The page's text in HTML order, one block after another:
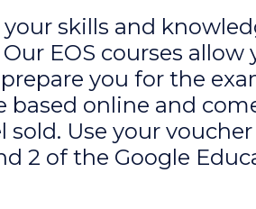
your skills and
EOS courses
you for the
based online and
sold. Use your
2 of the Google